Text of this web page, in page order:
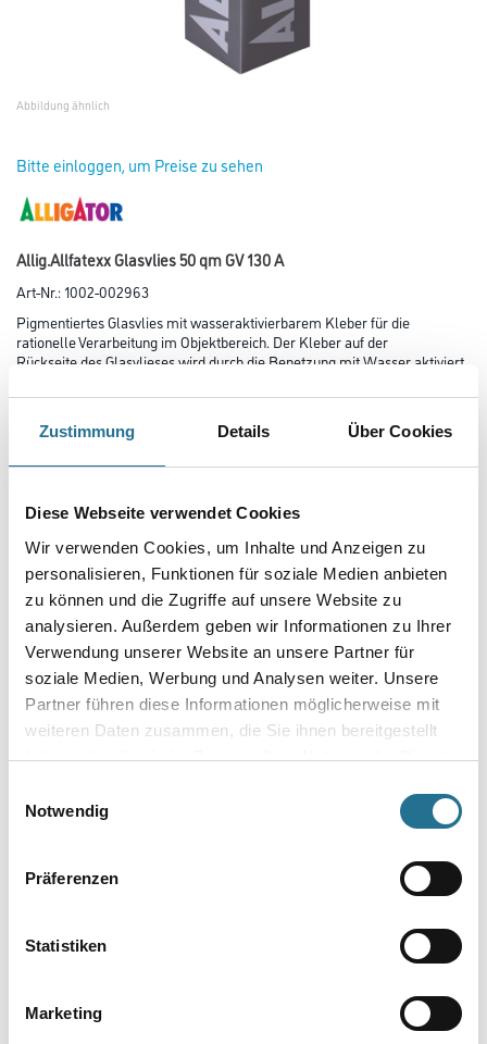
Zustimmung Details Über Cookies
Diese Webseite verwendet Cookies
Wir verwenden Cookies, um Inhalte und Anzeigen zu
personalisieren, Funktionen für soziale Medien anbieten
zu können und die Zugriffe auf unsere Website zu
analysieren. Außerdem geben wir Informationen zu Ihrer
Verwendung unserer Website an unsere Partner für
soziale Medien, Werbung und Analysen weiter. Unsere
Partner führen diese Informationen möglicherweise mit
weiteren Daten zusammen, die Sie ihnen bereitgestellt
haben oder die sie im Rahmen Ihrer Nutzung der Dienste
Notwendig
Präferenzen
Statistiken
Marketing
Abbildung ähnlich
Bitte einloggen, um Preise zu sehen
Allig.Allfatexx Glasvlies 50 qm GV 130 A
Art-Nr.:1002-002963
Pigmentiertes Glasvlies mit wasseraktivierbarem Kleber für die
rationelle Verarbeitung im Objektbereich. Der Kleber auf der
Rückseite des Glasvlieses wird durch die Benetzung mit Wasser aktiviert.
Gebinde
Produkteigenschaft